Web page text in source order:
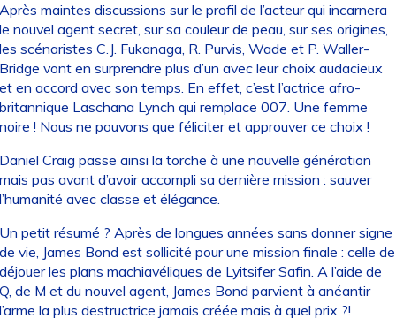
maintes discussions sur le profil de l’acteur qui incarnera
nouvel agent secret, sur sa couleur de peau, sur ses origines,
scénaristes C.J. Fukanaga, R. Purvis, Wade et P. Waller-
vont en surprendre plus d’un avec leur choix audacieux
en accord avec son temps. En effet, c’est l’actrice afro-
Laschana Lynch qui remplace 007. Une femme
! Nous ne pouvons que féliciter et approuver ce choix !
Craig passe ainsi la torche à une nouvelle génération
pas avant d’avoir accompli sa dernière mission : sauver
avec classe et élégance.
petit résumé ? Après de longues années sans donner signe
vie, James Bond est sollicité pour une mission finale : celle de
les plans machiavéliques de Lyitsifer Safin. A l’aide de
de M et du nouvel agent, James Bond parvient à anéantir
la plus destructrice jamais créée mais à quel prix ?!